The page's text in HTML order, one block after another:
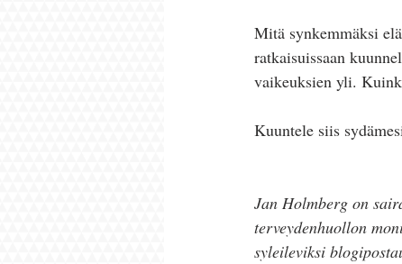
Mitä synkemmäksi
ratkaisuissaan
vaikeuksien yli.
Kuuntele siis
Jan Holmberg on
terveydenhuollon
syleileviksi